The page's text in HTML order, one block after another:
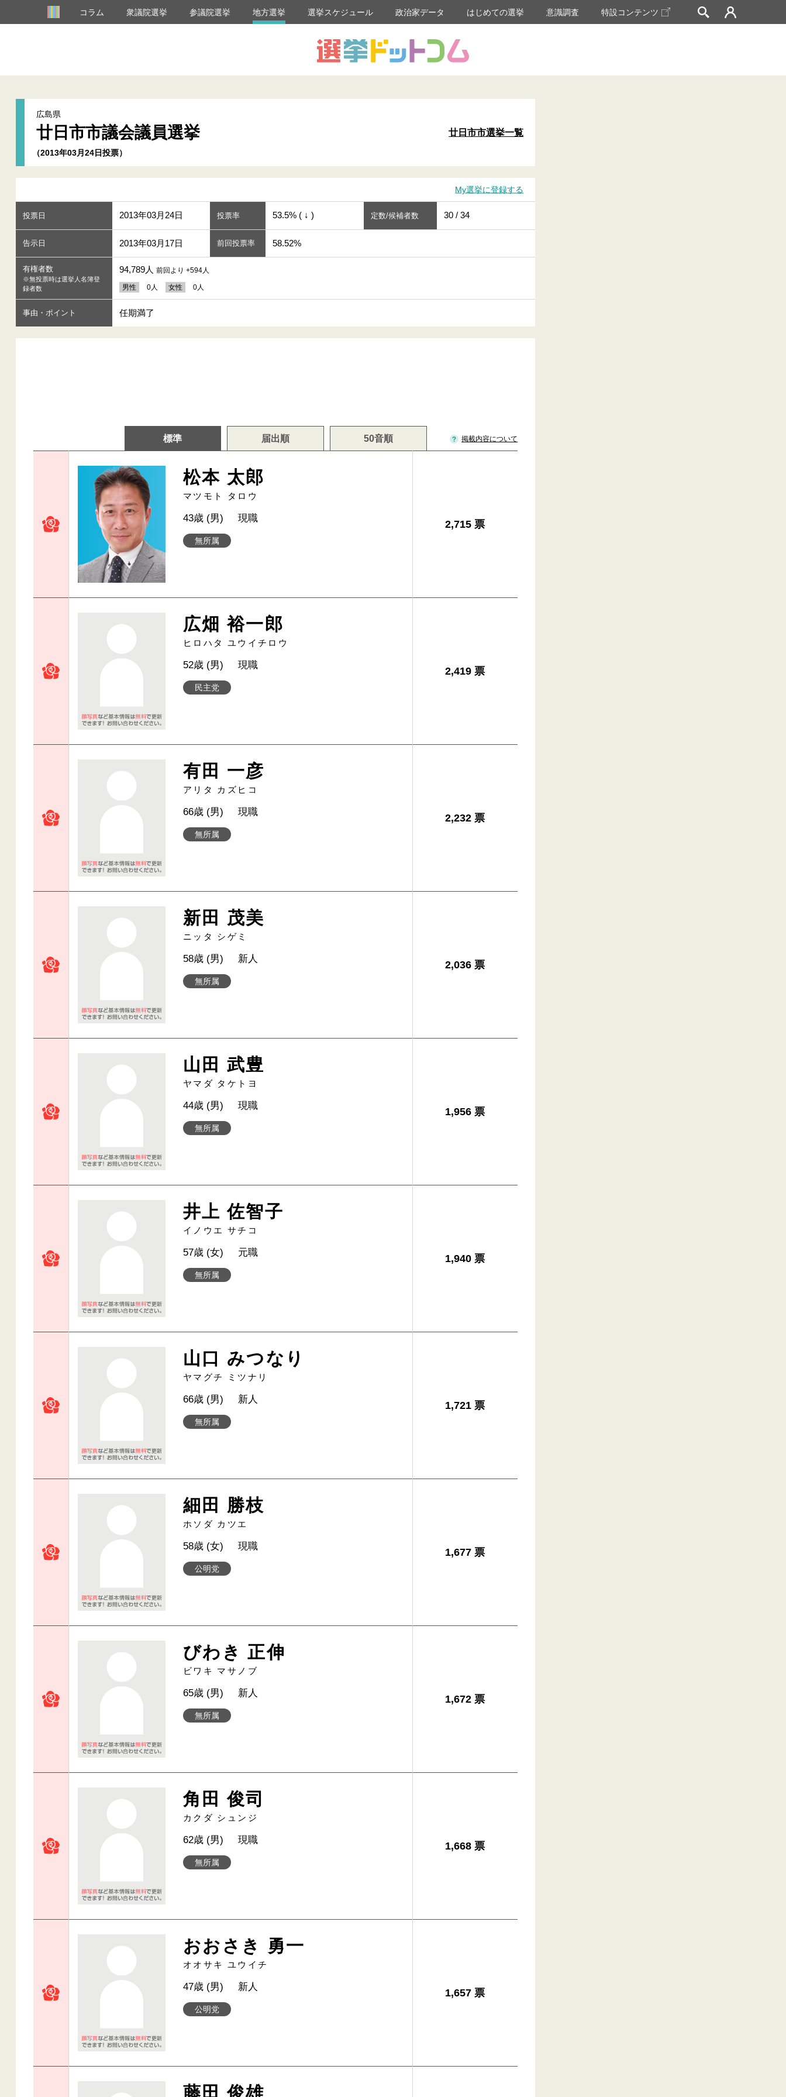
コラム 衆議院選挙 参議院選挙 地方選挙 選挙スケジュール 政治家データ はじめての選挙 意識調査 特設コンテンツ
広島県
廿日市市議会議員選挙
（2013年03月24日投票）
廿日市市選挙一覧
My選挙に登録する
投票日 2013年03月24日 投票率 53.5% ( ↓ ) 定数/候補者数 30 / 34
告示日 2013年03月17日 前回投票率 58.52%
有権者数
※無投票時は選挙人名簿登
録者数
94,789人 前回より +594人
男性 0人 女性 0人
事由・ポイント 任期満了
標準 届出順 50音順 掲載内容について
松本 太郎
マツモト タロウ
無所属
43歳 (男) 現職
2,715 票
広畑 裕一郎
ヒロハタ ユウイチロウ
民主党
52歳 (男) 現職
2,419 票
有田 一彦
アリタ カズヒコ
無所属
66歳 (男) 現職
2,232 票
新田 茂美
ニッタ シゲミ
無所属
58歳 (男) 新人
2,036 票
山田 武豊
ヤマダ タケトヨ
無所属
44歳 (男) 現職
1,956 票
井上 佐智子
イノウエ サチコ
無所属
57歳 (女) 元職
1,940 票
山口 みつなり
ヤマグチ ミツナリ
無所属
66歳 (男) 新人
1,721 票
細田 勝枝
ホソダ カツエ
公明党
58歳 (女) 現職
1,677 票
びわき 正伸
ビワキ マサノブ
無所属
65歳 (男) 新人
1,672 票
角田 俊司
カクダ シュンジ
無所属
62歳 (男) 現職
1,668 票
おおさき 勇一
オオサキ ユウイチ
公明党
47歳 (男) 新人
1,657 票
藤田 俊雄